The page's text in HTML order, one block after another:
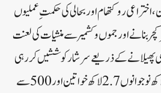
اختراعی روکتھام اور بحالی کی حکمتِ عملیوں
بنانے اور جموں و کشمیر سے منشیات کی لعنت
پھیلانے کے ذریعے سرشار کوششیں کر رہی
ہے ۔ انہوں نے مزید کہا کہ 3 لاکھ نوجوانوں 2.7 لاکھ خواتین اور 500 سے